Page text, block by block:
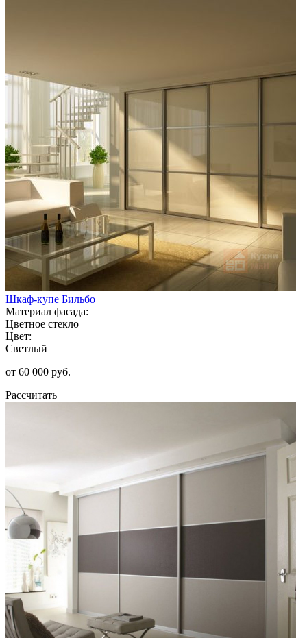
Шкаф-купе Бильбо
Материал фасада:
Цветное стекло
Цвет:
Светлый
от 60 000 руб.
Рассчитать